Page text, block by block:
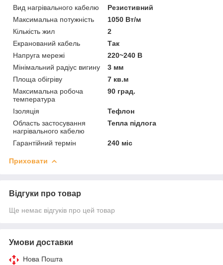
Вид нагрівального кабелю
Резистивний
Максимальна потужність
1050 Вт/м
Кількість жил
2
Екранований кабель
Так
Напруга мережі
220~240 В
Мінімальний радіус вигину
3 мм
Площа обігріву
7 кв.м
Максимальна робоча
температура
90 град.
Ізоляція
Тефлон
Область застосування
нагрівального кабелю
Тепла підлога
Гарантійний термін 240 міс
Приховати
Відгуки про товар
Ще немає відгуків про цей товар
Умови доставки
Нова Пошта